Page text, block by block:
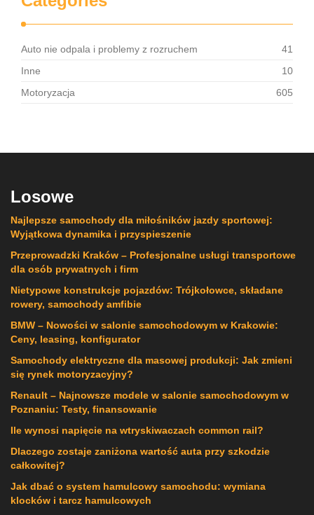
Auto nie odpala i problemy z rozruchem
41
Inne
10
Motoryzacja
605
Losowe
Najlepsze samochody dla miłośników jazdy sportowej:
Wyjątkowa dynamika i przyspieszenie
Przeprowadzki Kraków – Profesjonalne usługi transportowe
dla osób prywatnych i firm
Nietypowe konstrukcje pojazdów: Trójkołowce, składane
rowery, samochody amfibie
BMW – Nowości w salonie samochodowym w Krakowie:
Ceny, leasing, konfigurator
Samochody elektryczne dla masowej produkcji: Jak zmieni
się rynek motoryzacyjny?
Renault – Najnowsze modele w salonie samochodowym w
Poznaniu: Testy, finansowanie
Ile wynosi napięcie na wtryskiwaczach common rail?
Dlaczego zostaje zaniżona wartość auta przy szkodzie
całkowitej?
Jak dbać o system hamulcowy samochodu: wymiana
klocków i tarcz hamulcowych